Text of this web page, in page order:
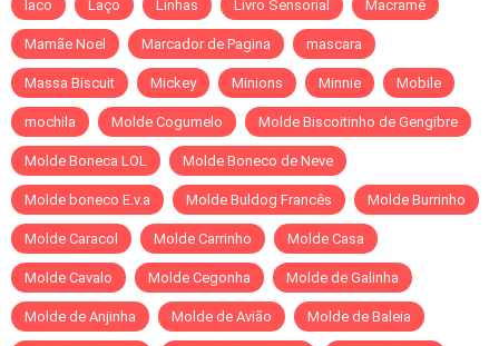
laco Laço Linhas Livro Sensorial Macramê
Mamãe Noel Marcador de Pagina mascara
Massa Biscuit Mickey Minions Minnie Mobile
mochila Molde Cogumelo Molde Biscoitinho de Gengibre
Molde Boneca LOL Molde Boneco de Neve
Molde boneco E.v.a Molde Buldog Francês Molde Burrinho
Molde Caracol Molde Carrinho Molde Casa
Molde Cavalo Molde Cegonha Molde de Galinha
Molde de Anjinha Molde de Avião Molde de Baleia